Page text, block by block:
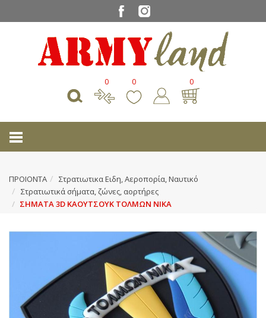
0 0 0
ΠΡΟΙΟΝΤΑ
Στρατιωτικα Ειδη, Αεροπορία, Ναυτικό
Στρατιωτικά σήματα, ζώνες, αορτήρες
ΣΗΜΑΤΑ 3D ΚΑΟΥΤΣΟΥΚ ΤΟΛΜΩΝ ΝΙΚΑ